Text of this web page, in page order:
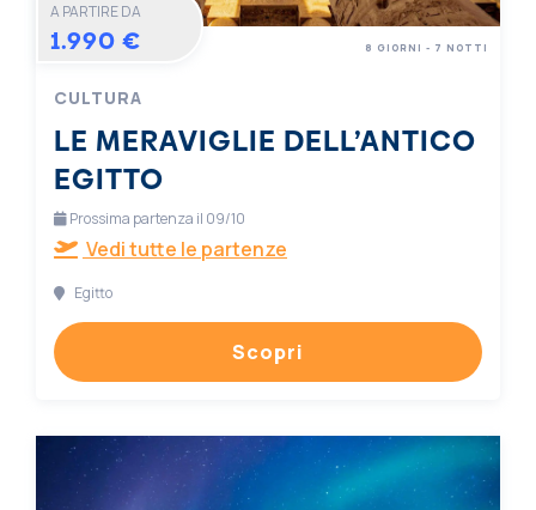
A PARTIRE DA
1.990 €
CULTURA
LE MERAVIGLIE DELL’ANTICO
EGITTO
8 GIORNI - 7 NOTTI
Prossima partenza il 09/10
Vedi tutte le partenze
Egitto
Scopri